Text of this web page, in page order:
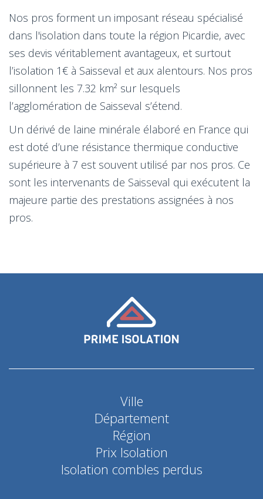
Nos pros forment un imposant réseau spécialisé
dans l'isolation dans toute la région Picardie, avec
ses devis véritablement avantageux, et surtout
l’isolation 1€ à Saisseval et aux alentours. Nos pros
sillonnent les 7.32 km² sur lesquels
l’agglomération de Saisseval s’étend.
Un dérivé de laine minérale élaboré en France qui
est doté d’une résistance thermique conductive
supérieure à 7 est souvent utilisé par nos pros. Ce
sont les intervenants de Saisseval qui exécutent la
majeure partie des prestations assignées à nos
pros.
Ville
Département
Région
Prix Isolation
Isolation combles perdus